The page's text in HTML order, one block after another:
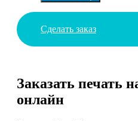
Сделать заказ
Заказать печать
онлайн